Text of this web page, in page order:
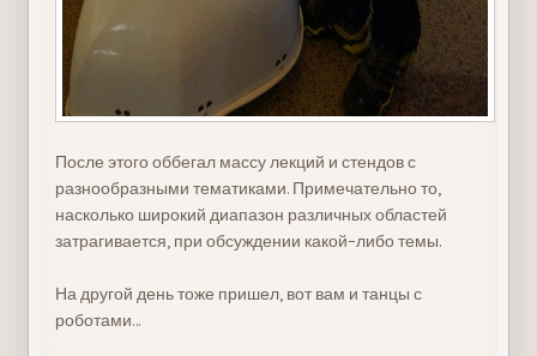
После этого оббегал массу лекций и стендов с
разнообразными тематиками. Примечательно то,
насколько широкий диапазон различных областей
затрагивается, при обсуждении какой–либо темы.
На другой день тоже пришел, вот вам и танцы с
роботами…